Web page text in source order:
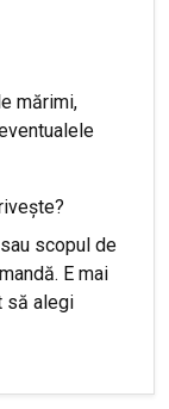
mărimi,
scopul de
E mai
să alegi